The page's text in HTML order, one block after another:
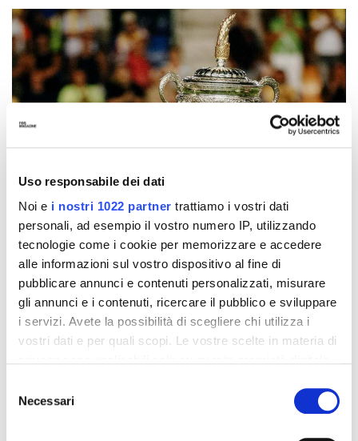
Uso responsabile dei dati
Noi e i nostri 1022 partner trattiamo i vostri dati
personali, ad esempio il vostro numero IP, utilizzando
tecnologie come i cookie per memorizzare e accedere
alle informazioni sul vostro dispositivo al fine di
pubblicare annunci e contenuti personalizzati, misurare
gli annunci e i contenuti, ricercare il pubblico e sviluppare
i servizi. Avete la possibilità di scegliere chi utilizza i
vostri dati e per quali scopi. Le vostre scelte in materia di
modificare o revocare il proprio consenso in qualsiasi
momento dalla Dichiarazione sui cookie o facendo clic
delNecessari